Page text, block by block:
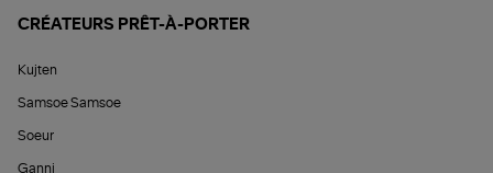
CRÉATEURS PRÊT-À-PORTER
Kujten
Samsoe Samsoe
Soeur
Ganni